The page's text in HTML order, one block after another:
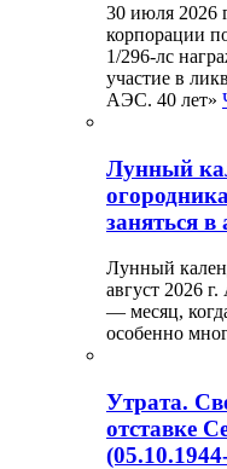
30 июля 2026
корпорации
1/296-лс
участие в
АЭС. 40 лет»
Лунный
заняться в
Лунный
август 2026
— месяц,
особенно
Утрата.
отставке